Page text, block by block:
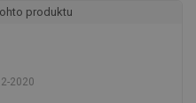
produktu
2020